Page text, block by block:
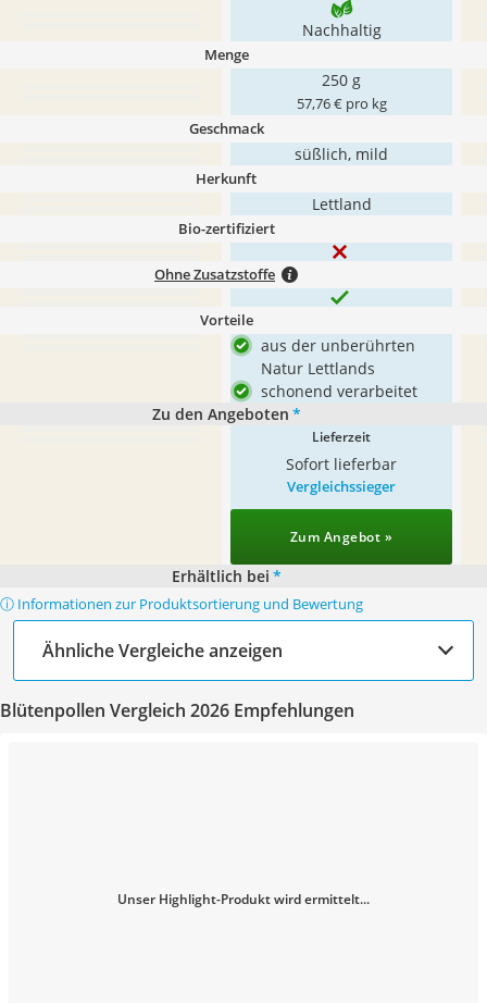
Nachhaltig
Menge
250 g
57,76 € pro kg
Geschmack
süßlich, mild
Herkunft
Lettland
Bio-zertifiziert
Ohne Zusatzstoffe
Vorteile
aus der unberührten
Natur Lettlands
schonend verarbeitet
Zu den Angeboten *
Lieferzeit
Sofort lieferbar
Vergleichssieger
Zum Angebot »
Erhältlich bei *
ⓘ Informationen zur Produktsortierung und Bewertung
Ähnliche Vergleiche anzeigen
Blütenpollen Vergleich 2026 Empfehlungen
Unser Highlight-Produkt wird ermittelt...